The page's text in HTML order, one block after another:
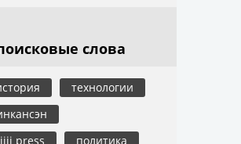
слова
технологии
jiji press политика